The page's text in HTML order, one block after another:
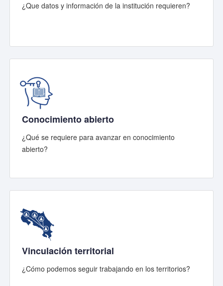
¿Que datos y información de la institución requieren?
Conocimiento abierto
¿Qué se requiere para avanzar en conocimiento
abierto?
Vinculación territorial
¿Cómo podemos seguir trabajando en los territorios?